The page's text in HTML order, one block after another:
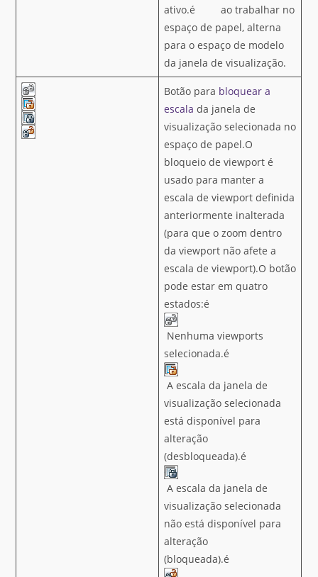
ativo.é ao trabalhar no
espaço de papel, alterna
para o espaço de modelo
da janela de visualização.
Botão para bloquear a
escala da janela de
visualização selecionada no
espaço de papel.O
bloqueio de viewport é
usado para manter a
escala de viewport definida
anteriormente inalterada
(para que o zoom dentro
da viewport não afete a
escala de viewport).O botão
pode estar em quatro
estados:é
Nenhuma viewports
selecionada.é
A escala da janela de
visualização selecionada
está disponível para
alteração
(desbloqueada).é
A escala da janela de
visualização selecionada
não está disponível para
alteração
(bloqueada).é